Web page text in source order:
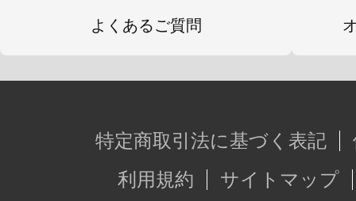
よくあるご質問
特定商取引法に基づく表記
利用規約
サイトマップ